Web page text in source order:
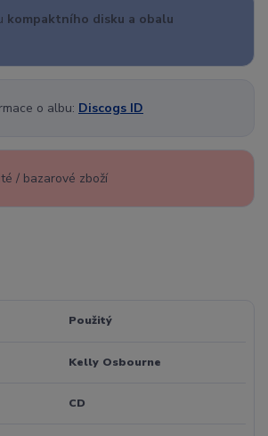
kompaktního disku a obalu
o albu: Discogs ID
/ bazarové zboží
Použitý
Kelly Osbourne
CD